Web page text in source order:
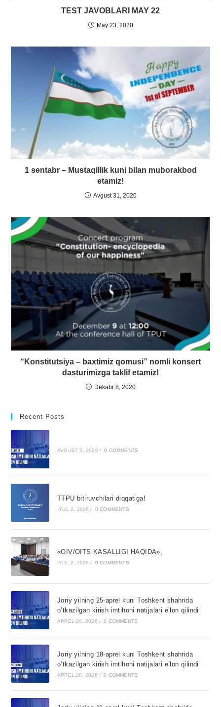
TEST JAVOBLARI MAY 22
May 23, 2020
1 sentabr – Mustaqillik kuni bilan muborakbod
etamiz!
Avgust 31, 2020
“Konstitutsiya – baxtimiz qomusi” nomli konsert
dasturimizga taklif etamiz!
Dekabr 8, 2020
Recent Posts
AVGUST 5, 2026 / 0 COMMENTS
TTPU bitiruvchilari diqqatiga!
IYUL 2, 2026 / 0 COMMENTS
«OIV/OITS KASALLIGI HAQIDA»,
IYUL 2, 2026 / 0 COMMENTS
Joriy yilning 25-aprel kuni Toshkent shahrida
o’tkazilgan kirish imtihoni natijalari e’lon qilindi
APREL 28, 2026 / 0 COMMENTS
Joriy yilning 18-aprel kuni Toshkent shahrida
o’tkazilgan kirish imtihoni natijalari e’lon qilindi
APREL 28, 2026 / 0 COMMENTS